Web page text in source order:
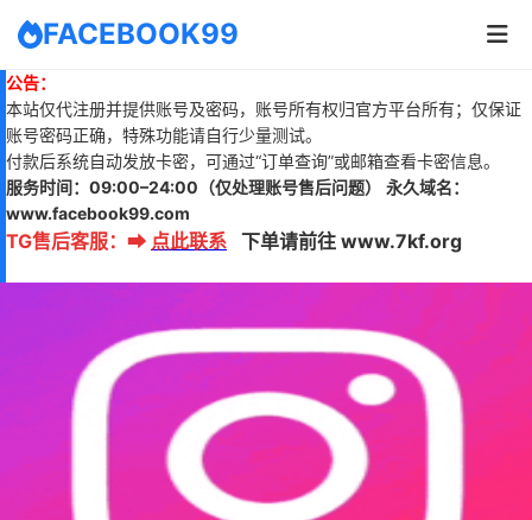
FACEBOOK99
公告：
本站仅代注册并提供账号及密码，账号所有权归官方平台所有；仅保证
账号密码正确，特殊功能请自行少量测试。
付款后系统自动发放卡密，可通过“订单查询”或邮箱查看卡密信息。
服务时间： 09:00–24:00 （仅处理账号售后问题）
永久域名：
www.facebook99.com
TG售后客服： ➡ 点此联系 下单请前往 www.7kf.org